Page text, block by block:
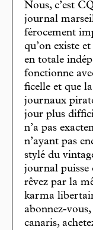
Nous, c’est
journal
férocement
qu’on existe
en totale
fonctionne
ficelle et que
journaux
jour plus
n’a pas
n’ayant pas
stylé du
journal puisse
rêvez par la
karma
abonnez-
canaris,